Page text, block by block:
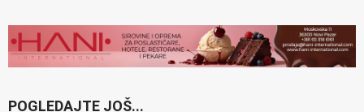
POGLEDAJTE JOŠ...